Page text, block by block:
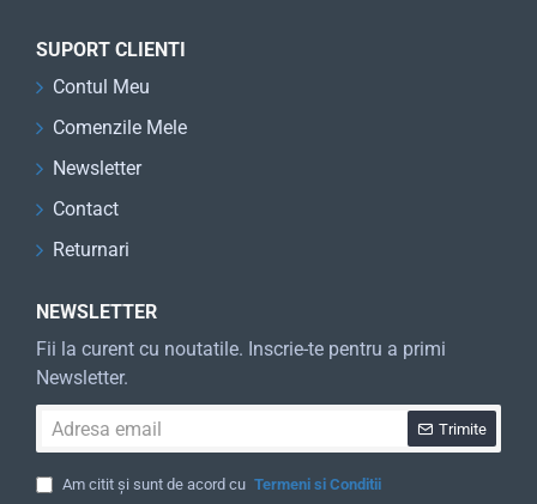
SUPORT CLIENTI
Contul Meu
Comenzile Mele
Newsletter
Contact
Returnari
NEWSLETTER
Fii la curent cu noutatile. Inscrie-te pentru a primi
Newsletter.
email
Trimite
Am citit și sunt de acord cu Termeni si Conditii